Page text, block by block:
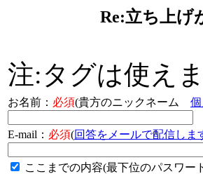
Re:立ち上げ
注:タグは使え
お名前： 必須(貴方のニックネーム
E-mail： 必須(回答をメールで配信し
ここまでの内容(最下位のパスワー